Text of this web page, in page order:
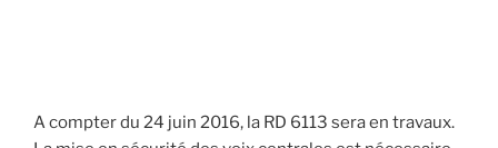
A compter du 24 juin 2016, la RD 6113 sera en travaux.